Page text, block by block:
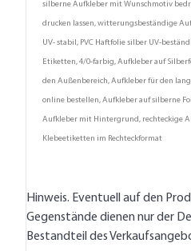
silberne Aufkleber mit Wunschmotiv
drucken lassen, witterungsbeständige
UV- stabil, PVC Haftfolie silber UV-
Etiketten, 4/0-farbig, Aufkleber auf
den Außenbereich, Aufkleber für den
online bestellen, Aufkleber auf silberne
Aufkleber mit Hintergrund, rechteckige
Klebeetiketten im Rechteckformat
Hinweis. Eventuell auf den
Gegenstände dienen nur der
Bestandteil des